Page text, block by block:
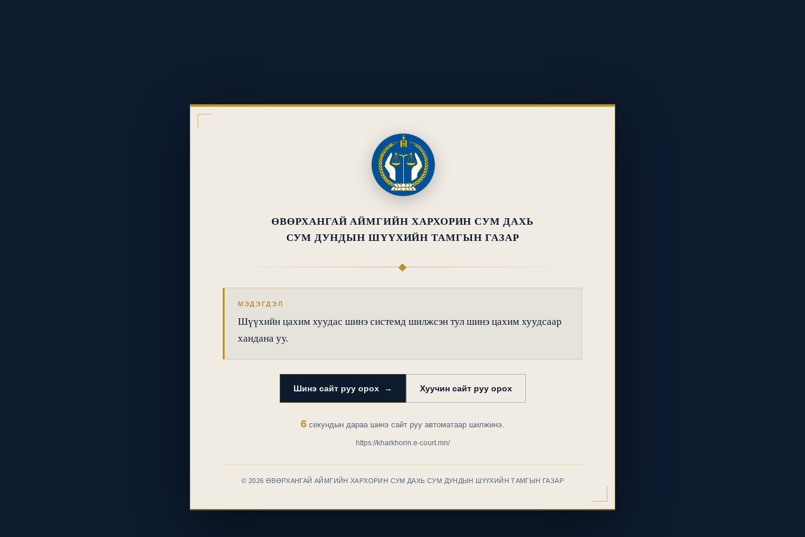
ӨВӨРХАНГАЙ АЙМГИЙН ХАРХОРИН СУМ ДАХЬ
СУМ ДУНДЫН ШҮҮХИЙН ТАМГЫН ГАЗАР
◆
МЭДЭГДЭЛ
Шүүхийн цахим хуудас шинэ системд шилжсэн тул шинэ цахим хуудсаар
хандана уу.
Шинэ сайт руу орох → Хуучин сайт руу орох
6 секундын дараа шинэ сайт руу автоматаар шилжинэ.
https://kharkhorin.e-court.mn/
© 2026 ӨВӨРХАНГАЙ АЙМГИЙН ХАРХОРИН СУМ ДАХЬ СУМ ДУНДЫН ШҮҮХИЙН ТАМГЫН ГАЗАР